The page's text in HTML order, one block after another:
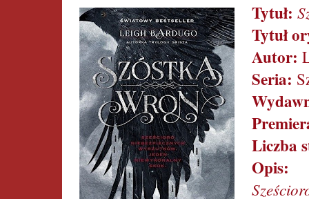
Tytuł:
Tytuł
Autor:
Seria:
Liczba
Opis: